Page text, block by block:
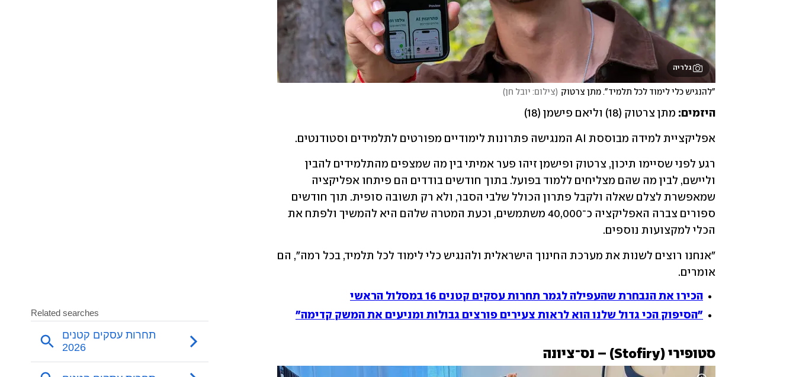
גלריה
"להנגיש כלי לימוד לכל תלמיד". מתן צרטוק (צילום: יובל חן)
היזמים: מתן צרטוק (18) וליאם פישמן (18)
אפליקציית למידה מבוססת AI המנגישה פתרונות לימודיים מפורטים לתלמידים וסטודנטים.
הכלי למקצועות נוספים.
אומרים.
הכירו את הנבחרת שהעפילה לגמר תחרות עסקים קטנים 16 במסלול הראשי
"הסיפוק הכי גדול שלנו הוא לראות צעירים פורצים גבולות ומניעים את המשק קדימה"
סטופירי (Stofiry) – נס־ציונה